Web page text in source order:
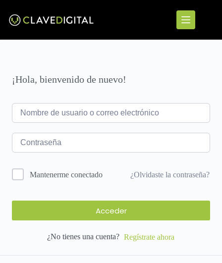
¡Hola, bienvenido de nuevo!
Mantenerme conectado ¿Olvidaste la contraseña?
Acceder
¿No tienes una cuenta? Regístrate ahora